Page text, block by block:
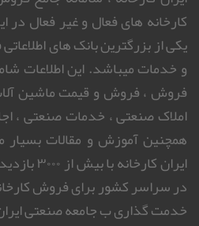
کارخانه های فعال و غیر فعال در
یکی از بزرگترین بانک های
و خدمات میباشد. این اطلاعات
فروش ، فروش و قیمت ماشین
املاک صنعتی ، خدمات صنعتی ،
همچنین آموزش و مقالات
ایران
در سراسر کشور برای فروش
خدمت گذاری ب جامعه صنعتی